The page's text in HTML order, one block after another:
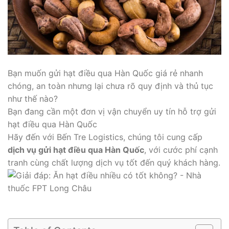
Bạn muốn gửi hạt điều qua Hàn Quốc giá rẻ nhanh
chóng, an toàn nhưng lại chưa rõ quy định và thủ tục
như thế nào?
Bạn đang cần một đơn vị vận chuyển uy tín hỗ trợ gửi
hạt điều qua Hàn Quốc
Hãy đến với Bến Tre Logistics, chúng tôi cung cấp
dịch vụ gửi hạt điều qua Hàn Quốc, với cước phí cạnh
tranh cùng chất lượng dịch vụ tốt đến quý khách hàng.